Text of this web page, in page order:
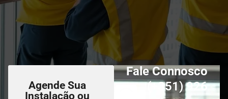
Agende Sua
Instalação ou
Fale Connosco
(+351) 926